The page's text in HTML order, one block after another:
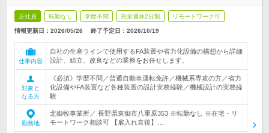
正社員 転勤なし 学歴不問 完全週休2日制 リモートワーク可
情報更新日：2026/05/26 終了予定日： 2026/10/19
仕事内容
自社の生産ラインで使用するFA装置や省力化設備の構想から詳細
設計、組立、改良などの業務をお任せします。
対象と
なる方
《必須》学歴不問／普通自動車運転免許／機械系専攻の方／省力
化設備やFA装置など各種装置の設計実務経験／機械設計の実務経
験
勤務地
北御牧事業所／ 長野県東御市八重原353 ※転勤なし ※在宅・リ
モートワーク相談可 【雇入れ直後】…